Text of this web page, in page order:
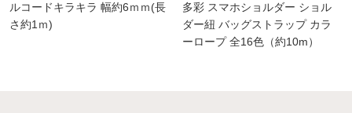
ルコードキラキラ 幅約6ｍｍ(長
さ約1ｍ)
多彩 スマホショルダー ショル
ダー紐 バッグストラップ カラ
ーロープ 全16色（約10m）